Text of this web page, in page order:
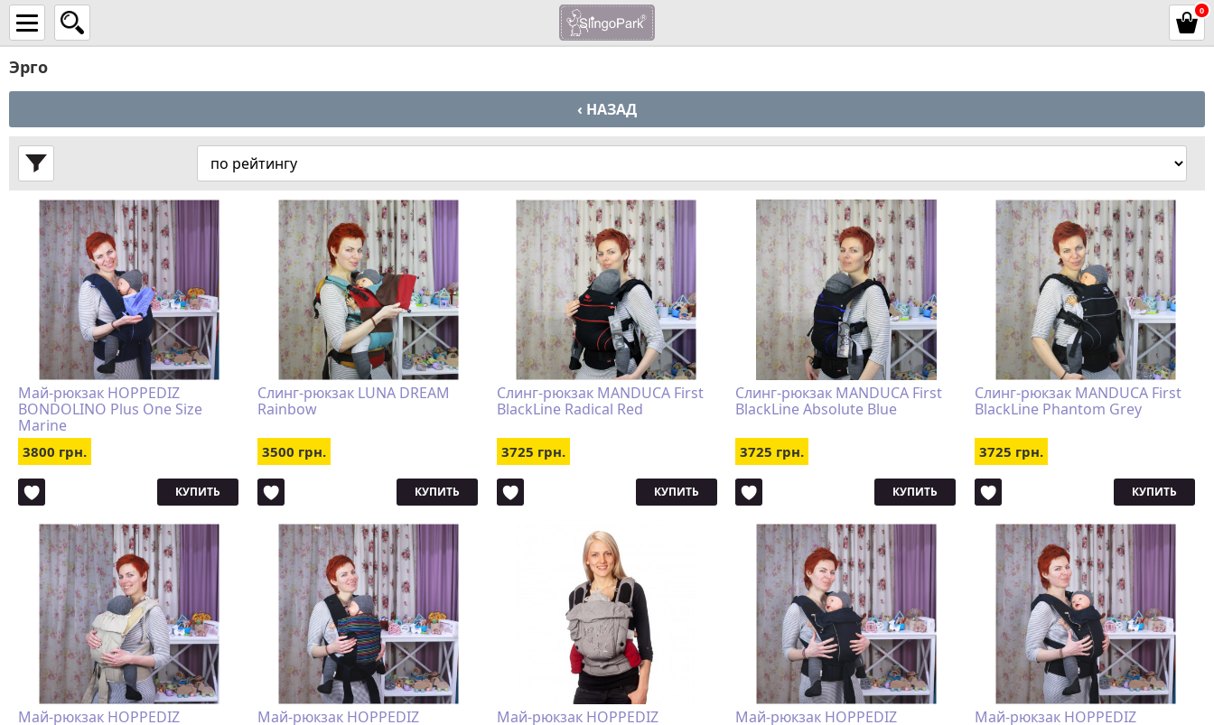
0
Эрго
‹ НАЗАД
Май-рюкзак HOPPEDIZ
BONDOLINO Plus One Size
Marine
3800 грн.
КУПИТЬ
Слинг-рюкзак LUNA DREAM
Rainbow
3500 грн.
КУПИТЬ
Слинг-рюкзак MANDUCA First
BlackLine Radical Red
3725 грн.
КУПИТЬ
Слинг-рюкзак MANDUCA First
BlackLine Absolute Blue
3725 грн.
КУПИТЬ
Слинг-рюкзак MANDUCA First
BlackLine Phantom Grey
3725 грн.
КУПИТЬ
Май-рюкзак HOPPEDIZ
Май-рюкзак HOPPEDIZ
Май-рюкзак HOPPEDIZ
Май-рюкзак HOPPEDIZ
Май-рюкзак HOPPEDIZ